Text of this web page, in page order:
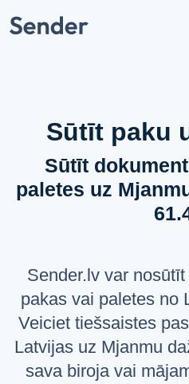
Nosūtīt sūtījumu
Pārvadātāju partneri
Aizliegumi un
API dokumentācija
Jautājumi un atbildes
VALODA
Latviešu
Русский
Sūtīt paku
Sūtīt
paletes uz
Sender.lv var
pakas vai paletes no
Veiciet tiešsaistes
Latvijas uz Mjanmu
sava biroja vai